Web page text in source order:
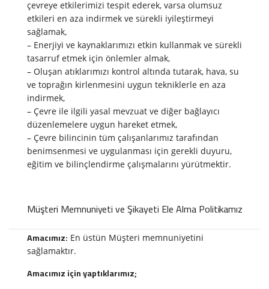
çevreye etkilerimizi tespit ederek, varsa olumsuz
etkileri en aza indirmek ve sürekli iyileştirmeyi
sağlamak,
– Enerjiyi ve kaynaklarımızı etkin kullanmak ve sürekli
tasarruf etmek için önlemler almak,
– Oluşan atıklarımızı kontrol altında tutarak, hava, su
ve toprağın kirlenmesini uygun tekniklerle en aza
indirmek,
– Çevre ile ilgili yasal mevzuat ve diğer bağlayıcı
düzenlemelere uygun hareket etmek,
– Çevre bilincinin tüm çalışanlarımız tarafından
benimsenmesi ve uygulanması için gerekli duyuru,
eğitim ve bilinçlendirme çalışmalarını yürütmektir.
Müşteri Memnuniyeti ve Şikayeti Ele Alma Politikamız
Amacımız: En üstün Müşteri memnuniyetini
sağlamaktır.
Amacımız için yaptıklarımız;